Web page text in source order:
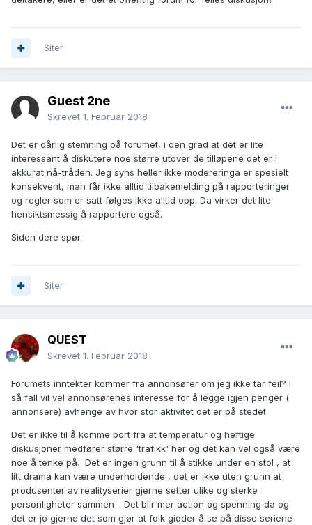
Siter
Guest 2ne
Skrevet 1. Februar 2018
Det er dårlig stemning på forumet, i den grad at det er lite
interessant å diskutere noe større utover de tilløpene det er i
akkurat nå-tråden. Jeg syns heller ikke modereringa er spesielt
konsekvent, man får ikke alltid tilbakemelding på rapporteringer
og regler som er satt følges ikke alltid opp. Da virker det lite
hensiktsmessig å rapportere også.
Siden dere spør.
Siter
QUEST
Skrevet 1. Februar 2018
Forumets inntekter kommer fra annonsører om jeg ikke tar feil? I
så fall vil vel annonsørenes interesse for å legge igjen penger (
annonsere) avhenge av hvor stor aktivitet det er på stedet.
Det er ikke til å komme bort fra at temperatur og heftige
diskusjoner medfører større 'trafikk' her og det kan vel også være
noe å tenke på. Det er ingen grunn til å stikke under en stol , at
litt drama kan være underholdende , det er ikke uten grunn at
produsenter av realityserier gjerne setter ulike og sterke
personligheter sammen .. Det blir mer action og spenning da og
det er jo gjerne det som gjør at folk gidder å se på disse seriene